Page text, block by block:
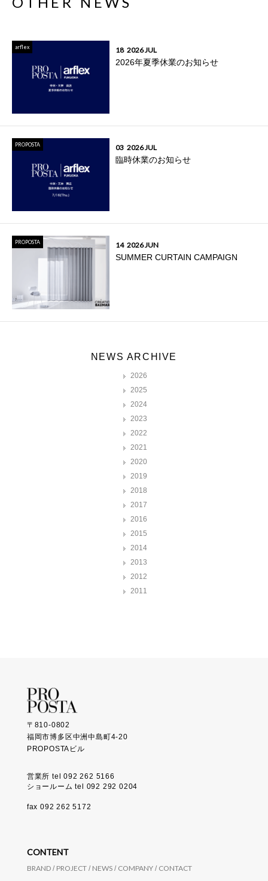
arflex 18 2026 JUL
2026年夏季休業のお知らせ
PROPOSTA 03 2026 JUL
臨時休業のお知らせ
PROPOSTA 14 2026 JUN
SUMMER CURTAIN CAMPAIGN
NEWS ARCHIVE
2026
2025
2024
2023
2022
2021
2020
2019
2018
2017
2016
2015
2014
2013
2012
2011
〒810-0802
福岡市博多区中洲中島町4-20
PROPOSTAビル
営業所 tel 092 262 5166
ショールーム tel 092 292 0204
fax 092 262 5172
CONTENT
BRAND PROJECT NEWS COMPANY CONTACT